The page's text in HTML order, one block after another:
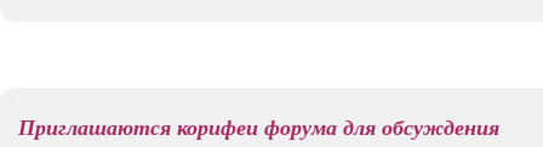
Приглашаются корифеи форума для обсуждения